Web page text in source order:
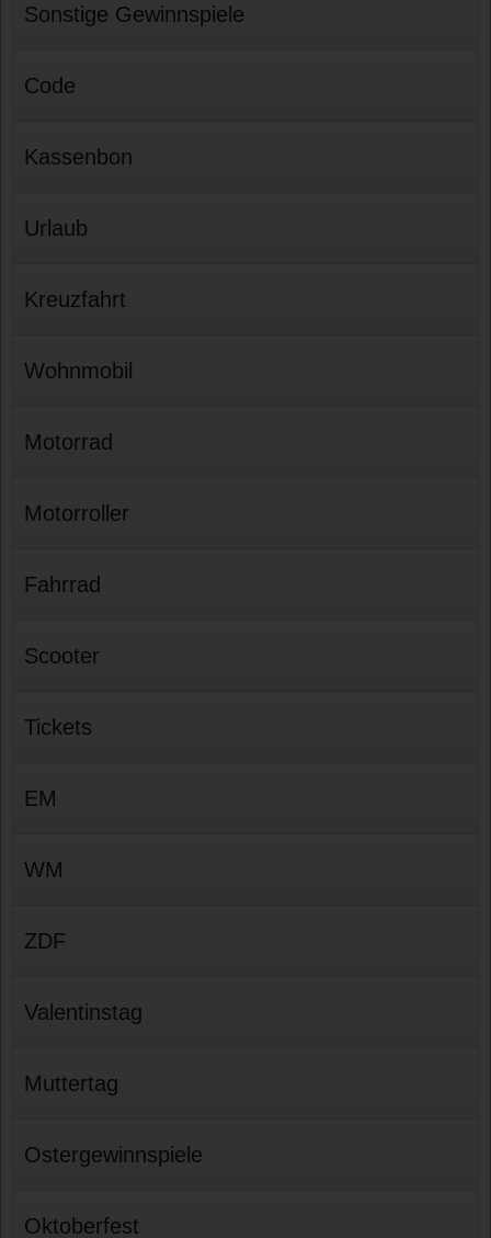
Sonstige Gewinnspiele
Code
Kassenbon
Urlaub
Kreuzfahrt
Wohnmobil
Motorrad
Motorroller
Fahrrad
Scooter
Tickets
EM
WM
ZDF
Valentinstag
Muttertag
Ostergewinnspiele
Oktoberfest